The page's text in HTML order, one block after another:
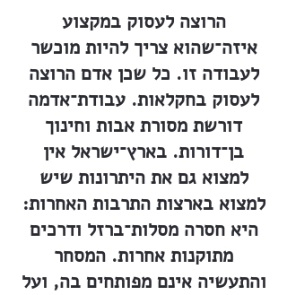
הרוצה לעסוק במקצוע
איזה־שהוא צריך להיות מוכשר
לעבודה זו. כל שכן אדם הרוצה
לעסוק בחקלאות. עבודת־אדמה
דורשת מסורת אבות וחינוך
בן־דורות. בארץ־ישראל אין
למצוא גם את היתרונות שיש
למצוא בארצות התרבות האחרות:
היא חסרה מסלות־ברזל ודרכים
מתוקנות אחרות. המסחר
והתעשיה אינם מפותחים בה, ועל